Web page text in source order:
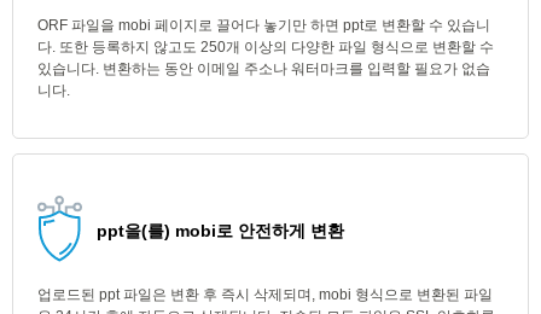
ORF 파일을 mobi 페이지로 끌어다 놓기만 하면 ppt로 변환할 수 있습니
다. 또한 등록하지 않고도 250개 이상의 다양한 파일 형식으로 변환할 수
있습니다. 변환하는 동안 이메일 주소나 워터마크를 입력할 필요가 없습
니다.
ppt을(를) mobi로 안전하게 변환
업로드된 ppt 파일은 변환 후 즉시 삭제되며, mobi 형식으로 변환된 파일